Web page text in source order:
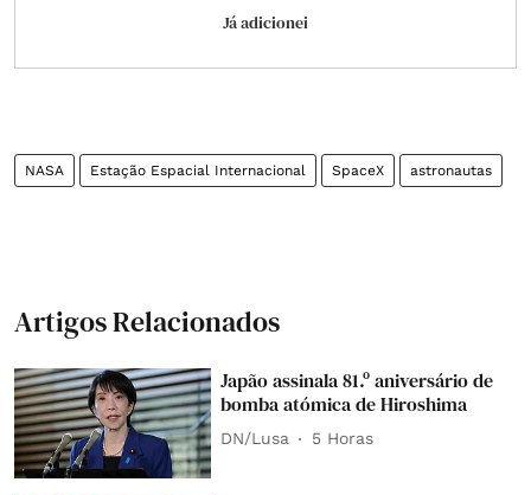
Já adicionei
NASA Estação Espacial Internacional SpaceX astronautas
Artigos Relacionados
Japão assinala 81.º aniversário de
bomba atómica de Hiroshima
DN/Lusa 5 Horas